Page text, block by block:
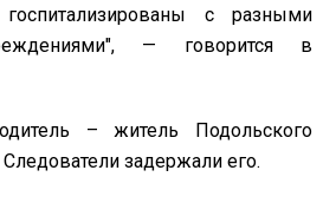
с разными
— говорится в
– житель Подольского
задержали его.